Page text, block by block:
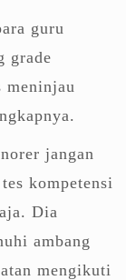
guru
grade
meninjau
jangan
kompetensi
Dia
ambang
mengikuti